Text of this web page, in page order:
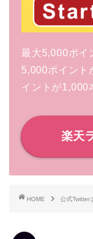
最大5,000ポイ
5,000ポイント
イントが1,000
楽天
HOME 公式Twitter